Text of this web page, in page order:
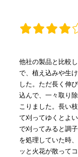
他社の製品と比較
で、植え込みや生
した。ただ長く伸
込んで、一々取り
こりました。長い
て刈ってゆくとよ
で刈ってみると調
を処理していた時
ッと火花が散って